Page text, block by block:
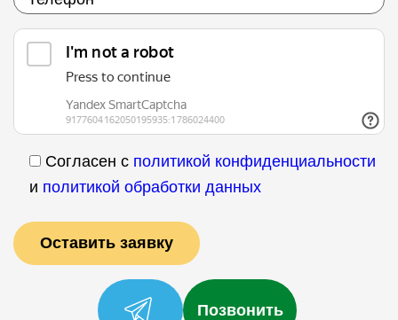
Согласен с политикой конфиденциальности
и политикой обработки данных
Позвонить